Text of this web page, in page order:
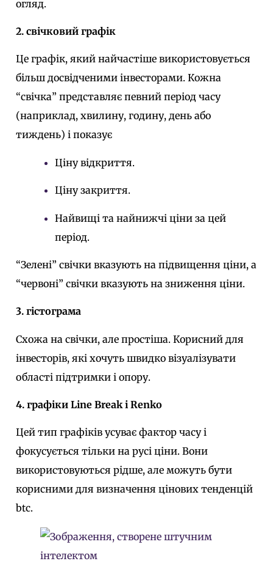
огляд.
2. свічковий графік
Це графік, який найчастіше використовується
більш досвідченими інвесторами. Кожна
“свічка” представляє певний період часу
(наприклад, хвилину, годину, день або
тиждень) і показує
Ціну відкриття.
Ціну закриття.
Найвищі та найнижчі ціни за цей
період.
“Зелені” свічки вказують на підвищення ціни, а
“червоні” свічки вказують на зниження ціни.
3. гістограма
Схожа на свічки, але простіша. Корисний для
інвесторів, які хочуть швидко візуалізувати
області підтримки і опору.
4. графіки Line Break і Renko
Цей тип графіків усуває фактор часу і
фокусується тільки на русі ціни. Вони
використовуються рідше, але можуть бути
корисними для визначення цінових тенденцій
btc.